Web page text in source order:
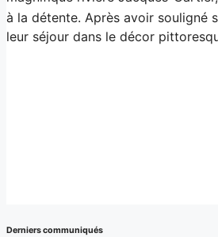
à la détente. Après avoir souligné
leur séjour dans le décor
Derniers communiqués